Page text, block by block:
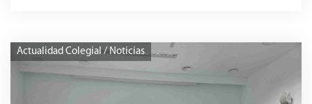
Actualidad Colegial / Noticias